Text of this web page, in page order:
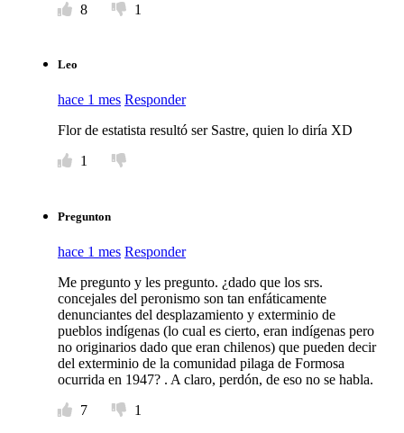
8
1
Leo
hace 1 mes Responder
Flor de estatista resultó ser Sastre, quien lo diría XD
1
Pregunton
hace 1 mes Responder
Me pregunto y les pregunto. ¿dado que los srs.
concejales del peronismo son tan enfáticamente
denunciantes del desplazamiento y exterminio de
pueblos indígenas (lo cual es cierto, eran indígenas pero
no originarios dado que eran chilenos) que pueden decir
del exterminio de la comunidad pilaga de Formosa
ocurrida en 1947? . A claro, perdón, de eso no se habla.
7
1